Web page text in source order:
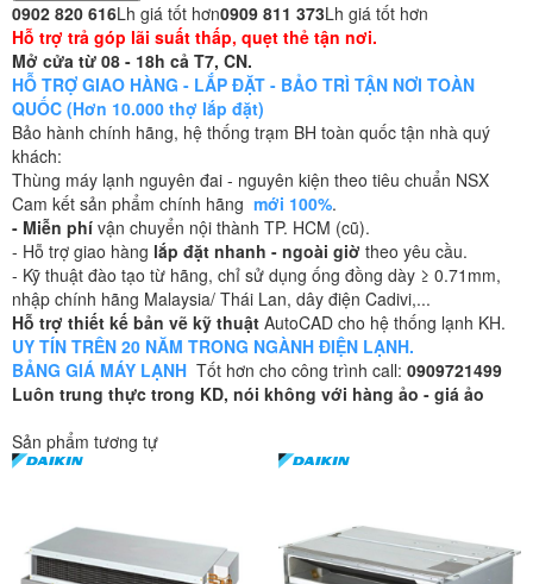
0902 820 616Lh giá tốt hơn0909 811 373Lh giá tốt hơn
Hỗ trợ trả góp lãi suất thấp, quẹt thẻ tận nơi.
Mở cửa từ 08 - 18h cả T7, CN.
HỖ TRỢ GIAO HÀNG - LẮP ĐẶT - BẢO TRÌ TẬN NƠI TOÀN
QUỐC (Hơn 10.000 thợ lắp đặt)
Bảo hành chính hãng, hệ thống trạm BH toàn quốc tận nhà quý
khách:
Thùng máy lạnh nguyên đai - nguyên kiện theo tiêu chuẩn NSX
Cam kết sản phẩm chính hãng mới 100%.
- Miễn phí vận chuyển nội thành TP. HCM (cũ).
- Hỗ trợ giao hàng lắp đặt nhanh - ngoài giờ theo yêu cầu.
- Kỹ thuật đào tạo từ hãng, chỉ sử dụng ống đồng dày ≥ 0.71mm,
nhập chính hãng Malaysia/ Thái Lan, dây điện Cadivi,...
Hỗ trợ thiết kế bản vẽ kỹ thuật AutoCAD cho hệ thống lạnh KH.
UY TÍN TRÊN 20 NĂM TRONG NGÀNH ĐIỆN LẠNH.
BẢNG GIÁ MÁY LẠNH Tốt hơn cho công trình call: 0909721499
Luôn trung thực trong KD, nói không với hàng ảo - giá ảo
Sản phẩm tương tự